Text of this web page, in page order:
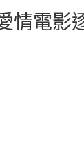
情電影